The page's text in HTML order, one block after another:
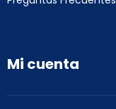
Mi cuenta